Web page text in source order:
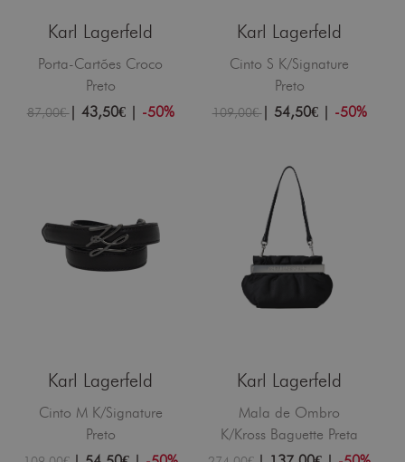
Karl Lagerfeld
Porta-Cartões Croco
Preto
87,00€| 43,50€| -50%
Karl Lagerfeld
Cinto S K/Signature
Preto
109,00€| 54,50€| -50%
Karl Lagerfeld
Cinto M K/Signature
Preto
Karl Lagerfeld
Mala de Ombro
K/Kross Baguette Preta